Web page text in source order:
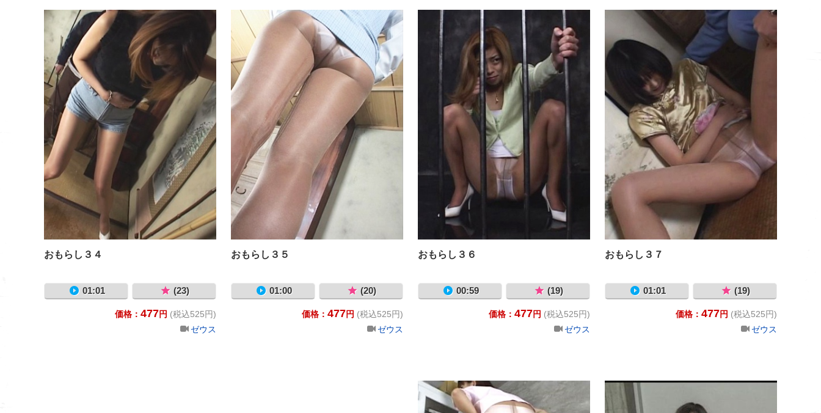
おもらし３４
おもらし３４
01:01 (23)
価格： 477円 (税込525円)
ゼウス
おもらし３５
おもらし３５
01:00 (20)
価格： 477円 (税込525円)
ゼウス
おもらし３６
おもらし３６
00:59 (19)
価格： 477円 (税込525円)
ゼウス
おもらし３７
01:01 (19)
価格： 477円 (税込525円)
ゼウス
おもらし３９ おもらし４０